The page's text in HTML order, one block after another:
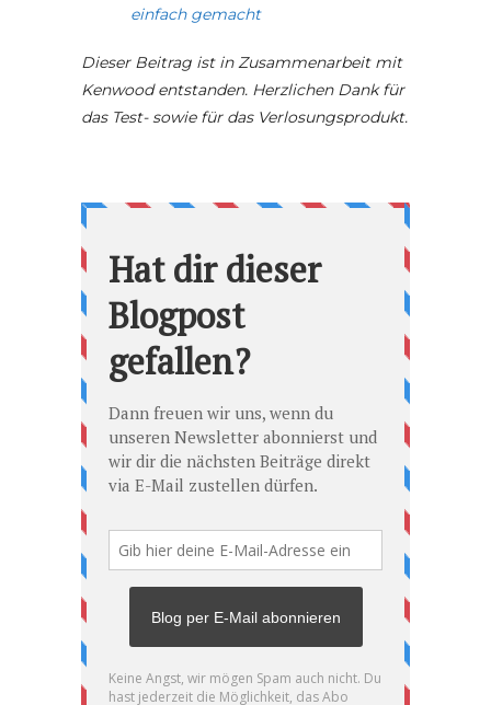
einfach gemacht
Dieser Beitrag ist in Zusammenarbeit mit
Kenwood entstanden. Herzlichen Dank für
das Test- sowie für das Verlosungsprodukt.